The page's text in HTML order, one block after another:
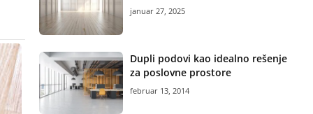
januar 27, 2025
Dupli podovi kao idealno rešenje
za poslovne prostore
februar 13, 2014